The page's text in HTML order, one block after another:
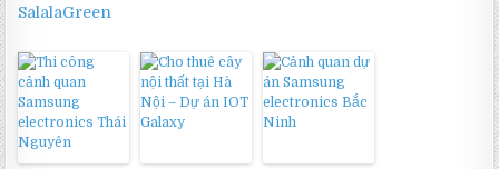
SalalaGreen